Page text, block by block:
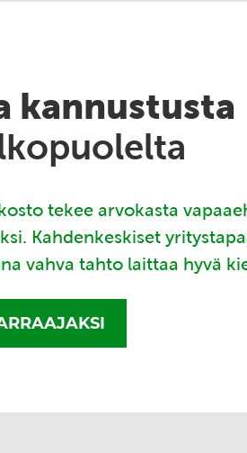
kannustusta
tekee arvokasta
Kahdenkeskiset
vahva tahto laittaa hyvä